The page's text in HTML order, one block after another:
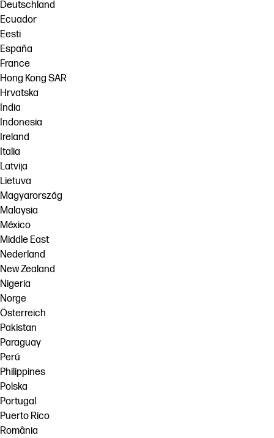
Deutschland
Ecuador
Eesti
España
France
Hong Kong SAR
Hrvatska
India
Indonesia
Ireland
Italia
Latvija
Lietuva
Magyarország
Malaysia
México
Middle East
Nederland
New Zealand
Nigeria
Norge
Österreich
Pakistan
Paraguay
Perú
Philippines
Polska
Portugal
Puerto Rico
România